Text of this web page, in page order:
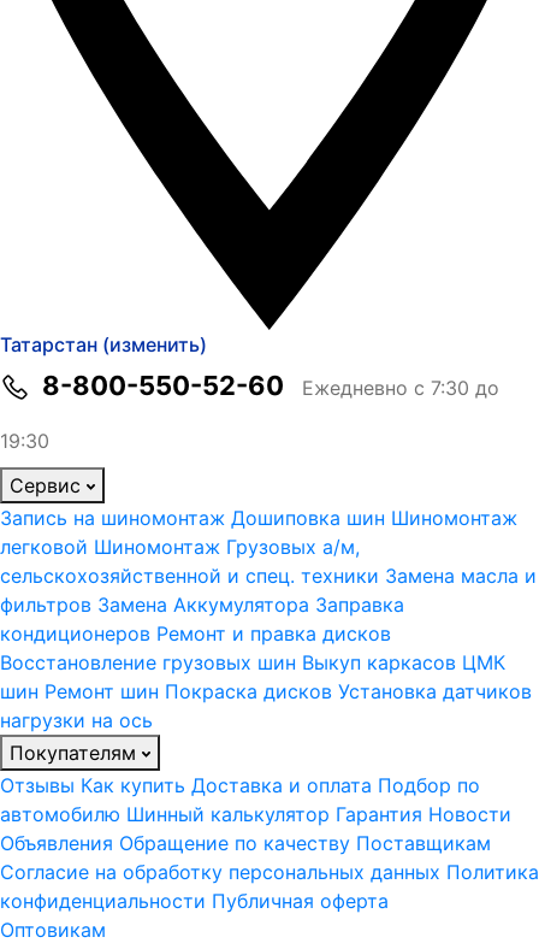
Татарстан (изменить)
8-800-550-52-60 Ежедневно с 7:30 до
19:30
Сервис
Запись на шиномонтаж Дошиповка шин Шиномонтаж
легковой Шиномонтаж Грузовых а/м,
сельскохозяйственной и спец. техники Замена масла и
фильтров Замена Аккумулятора Заправка
кондиционеров Ремонт и правка дисков
Восстановление грузовых шин Выкуп каркасов ЦМК
шин Ремонт шин Покраска дисков Установка датчиков
нагрузки на ось
Покупателям
Отзывы Как купить Доставка и оплата Подбор по
автомобилю Шинный калькулятор Гарантия Новости
Объявления Обращение по качеству Поставщикам
Согласие на обработку персональных данных Политика
конфиденциальности Публичная оферта
Оптовикам